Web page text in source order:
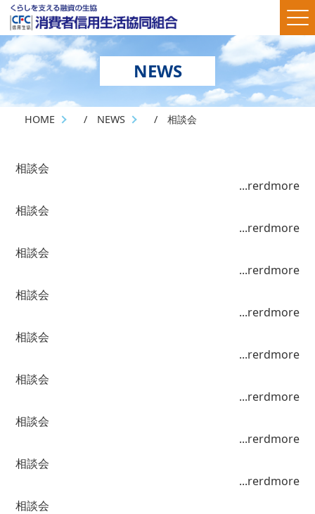
NEWS
HOME / NEWS / 相談会
相談会
...rerdmore
相談会
...rerdmore
相談会
...rerdmore
相談会
...rerdmore
相談会
...rerdmore
相談会
...rerdmore
相談会
...rerdmore
相談会
...rerdmore
相談会